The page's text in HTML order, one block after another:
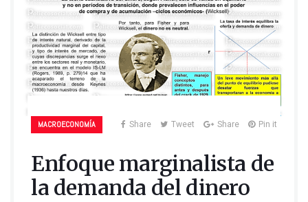
MACROECONOMÍA Share Tweet Share Pin it
Enfoque marginalista de
la demanda del dinero